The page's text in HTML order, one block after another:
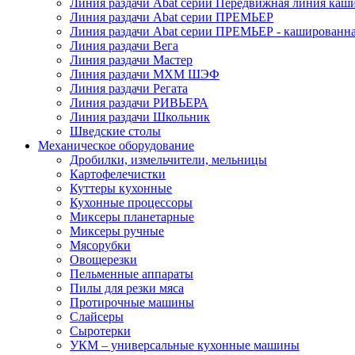
Линия раздачи Abat серии Передвижная линия
Линия раздачи Abat серии ПРЕМЬЕР
Линия раздачи Abat серии ПРЕМЬЕР -
Линия раздачи Вега
Линия раздачи Мастер
Линия раздачи МХМ ШЭФ
Линия раздачи Регата
Линия раздачи РИВЬЕРА
Линия раздачи Школьник
Шведские столы
Механическое оборудование
Дробилки, измельчители, мельницы
Картофелечистки
Куттеры кухонные
Кухонные процессоры
Миксеры планетарные
Миксеры ручные
Мясорубки
Овощерезки
Пельменные аппараты
Пилы для резки мяса
Протирочные машины
Слайсеры
Сыротерки
УКМ – универсальные кухонные машины